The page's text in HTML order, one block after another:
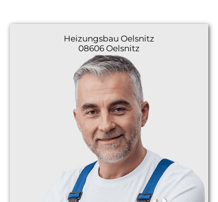
Heizungsbau Oelsnitz
08606 Oelsnitz